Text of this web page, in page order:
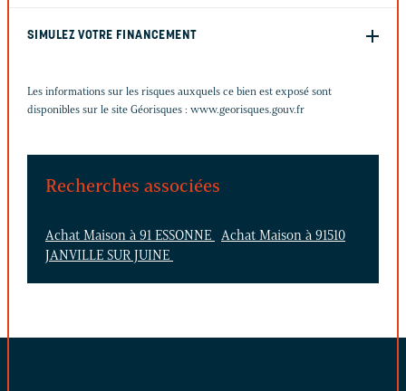
SIMULEZ VOTRE FINANCEMENT
Les informations sur les risques auxquels ce bien est exposé sont
disponibles sur le site Géorisques : www.georisques.gouv.fr
Recherches associées
Achat Maison à 91 ESSONNE
Achat Maison à 91510
JANVILLE SUR JUINE